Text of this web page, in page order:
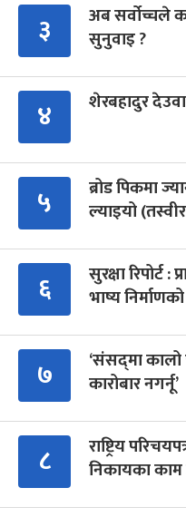
३
अब सर्वोच्चले
सुनुवाइ ?
४ शेरबहादुर
५
ब्रोड पिकमा
ल्याइयो
६
सुरक्षा रिपोर्ट
भाष्य
७
‘संसद्‍मा
कारोबार नगर्नू’
८
राष्ट्रिय
निकायका काम